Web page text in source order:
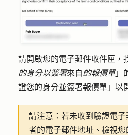
請開啟您的電子郵件收件匣，
的身分以簽署來自的報價單」
證您的身分並簽署報價單 」以
請注意： 若未收到驗證電
者的電子郵件地址、檢視